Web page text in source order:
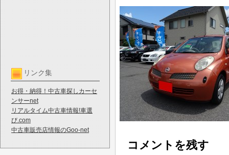
リンク集
お得・納得！中古車探しカーセ
ンサーnet
リアルタイム中古車情報!車選
び.com
中古車販売店情報のGoo-net
コメントを残す